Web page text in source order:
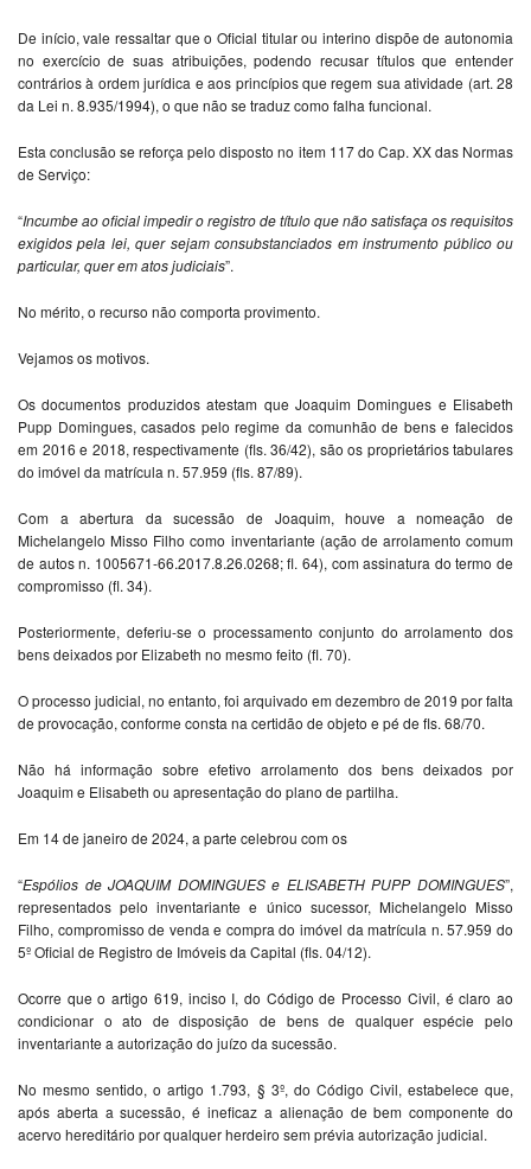
De início, vale ressaltar que o Oficial titular ou interino dispõe de autonomia
no exercício de suas atribuições, podendo recusar títulos que entender
contrários à ordem jurídica e aos princípios que regem sua atividade (art. 28
da Lei n. 8.935/1994), o que não se traduz como falha funcional.
Esta conclusão se reforça pelo disposto no item 117 do Cap. XX das Normas
de Serviço:
“Incumbe ao oficial impedir o registro de título que não satisfaça os requisitos
exigidos pela lei, quer sejam consubstanciados em instrumento público ou
particular, quer em atos judiciais”.
No mérito, o recurso não comporta provimento.
Vejamos os motivos.
Os documentos produzidos atestam que Joaquim Domingues e Elisabeth
Pupp Domingues, casados pelo regime da comunhão de bens e falecidos
em 2016 e 2018, respectivamente (fls. 36/42), são os proprietários tabulares
do imóvel da matrícula n. 57.959 (fls. 87/89).
Com a abertura da sucessão de Joaquim, houve a nomeação de
Michelangelo Misso Filho como inventariante (ação de arrolamento comum
de autos n. 1005671-66.2017.8.26.0268; fl. 64), com assinatura do termo de
compromisso (fl. 34).
Posteriormente, deferiu-se o processamento conjunto do arrolamento dos
bens deixados por Elizabeth no mesmo feito (fl. 70).
O processo judicial, no entanto, foi arquivado em dezembro de 2019 por falta
de provocação, conforme consta na certidão de objeto e pé de fls. 68/70.
Não há informação sobre efetivo arrolamento dos bens deixados por
Joaquim e Elisabeth ou apresentação do plano de partilha.
Em 14 de janeiro de 2024, a parte celebrou com os
“Espólios de JOAQUIM DOMINGUES e ELISABETH PUPP DOMINGUES”,
representados pelo inventariante e único sucessor, Michelangelo Misso
Filho, compromisso de venda e compra do imóvel da matrícula n. 57.959 do
5º Oficial de Registro de Imóveis da Capital (fls. 04/12).
Ocorre que o artigo 619, inciso I, do Código de Processo Civil, é claro ao
condicionar o ato de disposição de bens de qualquer espécie pelo
inventariante a autorização do juízo da sucessão.
No mesmo sentido, o artigo 1.793, § 3º, do Código Civil, estabelece que,
após aberta a sucessão, é ineficaz a alienação de bem componente do
acervo hereditário por qualquer herdeiro sem prévia autorização judicial.